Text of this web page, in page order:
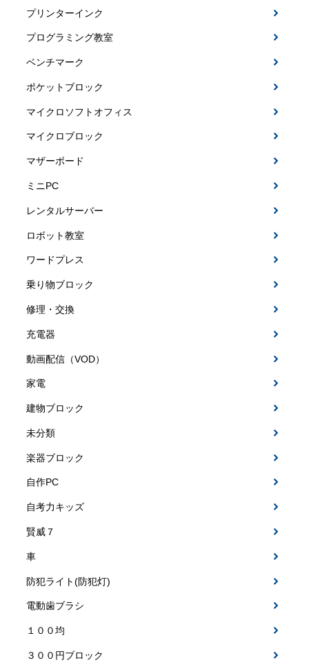
プリンターインク
プログラミング教室
ベンチマーク
ポケットブロック
マイクロソフトオフィス
マイクロブロック
マザーボード
ミニPC
レンタルサーバー
ロボット教室
ワードプレス
乗り物ブロック
修理・交換
充電器
動画配信（VOD）
家電
建物ブロック
未分類
楽器ブロック
自作PC
自考力キッズ
賢威７
車
防犯ライト(防犯灯)
電動歯ブラシ
１００均
３００円ブロック